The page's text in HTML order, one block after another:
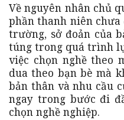
Về nguyên nhân chủ
phần thanh niên chưa
trường, sở đoản của
túng trong quá trình
việc chọn nghề theo
dua theo bạn bè mà
bản thân và nhu cầu
ngay trong bước đi
chọn nghề nghiệp.